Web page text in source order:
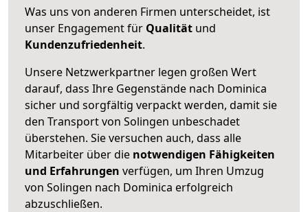
Was uns von anderen Firmen unterscheidet, ist
unser Engagement für Qualität und
Kundenzufriedenheit.
Unsere Netzwerkpartner legen großen Wert
darauf, dass Ihre Gegenstände nach Dominica
sicher und sorgfältig verpackt werden, damit sie
den Transport von Solingen unbeschadet
überstehen. Sie versuchen auch, dass alle
Mitarbeiter über die notwendigen Fähigkeiten
und Erfahrungen verfügen, um Ihren Umzug
von Solingen nach Dominica erfolgreich
abzuschließen.